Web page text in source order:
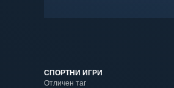
СПОРТНИ ИГРИ
Отличен таг